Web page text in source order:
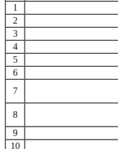
1
2
3
4
5
6
7
8
9
10